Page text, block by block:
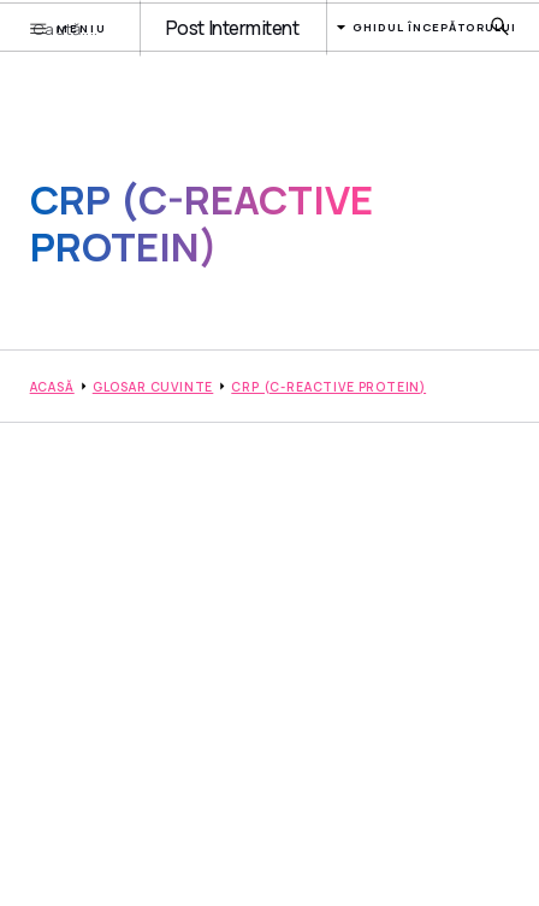
MENIU Post Intermitent GHIDUL ÎNCEPĂTORULUI
CRP (C-REACTIVE
PROTEIN)
ACASĂ GLOSAR CUVINTE CRP (C-REACTIVE PROTEIN)